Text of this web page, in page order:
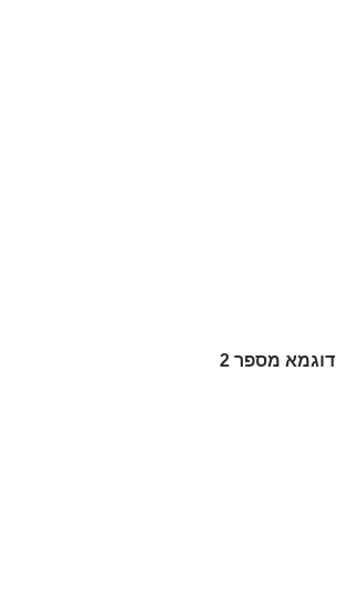
דוגמא מספר 2